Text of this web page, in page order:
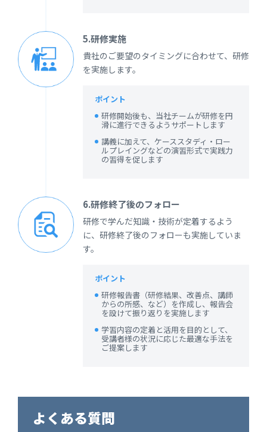
5.研修実施
貴社のご要望のタイミングに合わせて、研修
を実施します。
ポイント
研修開始後も、当社チームが研修を円
滑に進行できるようサポートします
講義に加えて、ケーススタディ・ロー
ルプレイングなどの演習形式で実践力
の習得を促します
6.研修終了後のフォロー
研修で学んだ知識・技術が定着するよう
に、研修終了後のフォローも実施していま
す。
ポイント
研修報告書（研修結果、改善点、講師
からの所感、など）を作成し、報告会
を設けて振り返りを実施します
学習内容の定着と活用を目的として、
受講者様の状況に応じた最適な手法を
ご提案します
よくある質問